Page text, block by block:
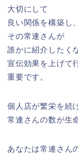
大切にして
良い関係を構築し、
その常連さんが
誰かに紹介したく
宣伝効果を上げて
重要です。
個人店が繁栄を続
常連さんの数が生
あなたは常連さん